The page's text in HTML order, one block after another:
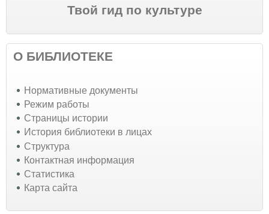
Твой гид по культуре
О БИБЛИОТЕКЕ
Нормативные документы
Режим работы
Страницы истории
История библиотеки в лицах
Структура
Контактная информация
Статистика
Карта сайта